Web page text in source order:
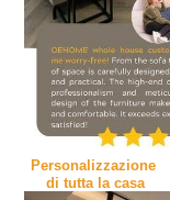
Personalizzazione
di tutta la casa